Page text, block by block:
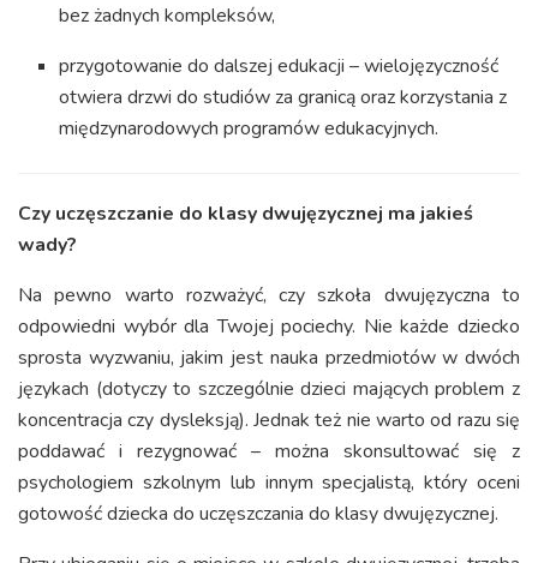
bez żadnych kompleksów,
przygotowanie do dalszej edukacji – wielojęzyczność
otwiera drzwi do studiów za granicą oraz korzystania z
międzynarodowych programów edukacyjnych.
Czy uczęszczanie do klasy dwujęzycznej ma jakieś
wady?
Na pewno warto rozważyć, czy szkoła dwujęzyczna to
odpowiedni wybór dla Twojej pociechy. Nie każde dziecko
sprosta wyzwaniu, jakim jest nauka przedmiotów w dwóch
językach (dotyczy to szczególnie dzieci mających problem z
koncentracja czy dysleksją). Jednak też nie warto od razu się
poddawać i rezygnować – można skonsultować się z
psychologiem szkolnym lub innym specjalistą, który oceni
gotowość dziecka do uczęszczania do klasy dwujęzycznej.